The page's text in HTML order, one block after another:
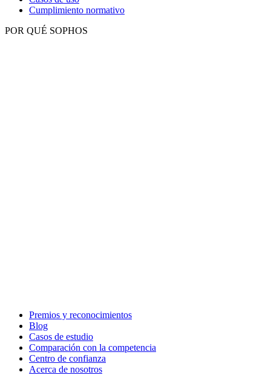
Cumplimiento normativo
POR QUÉ SOPHOS
Premios y reconocimientos
Blog
Casos de estudio
Comparación con la competencia
Centro de confianza
Acerca de nosotros